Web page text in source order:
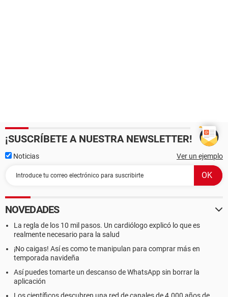
¡SUSCRÍBETE A NUESTRA NEWSLETTER!
Noticias Ver un ejemplo
NOVEDADES
La regla de los 10 mil pasos. Un cardiólogo explicó lo que es
realmente necesario para la salud
¡No caigas! Así es como te manipulan para comprar más en
temporada navideña
Así puedes tomarte un descanso de WhatsApp sin borrar la
aplicación